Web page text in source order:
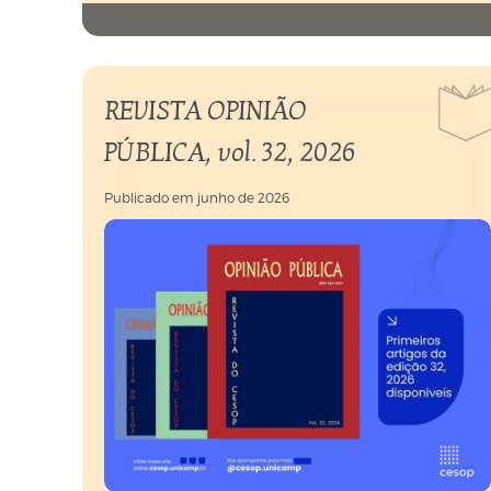
destaque
REVISTA OPINIÃO
PÚBLICA, vol. 32, 2026
Publicado em junho de 2026